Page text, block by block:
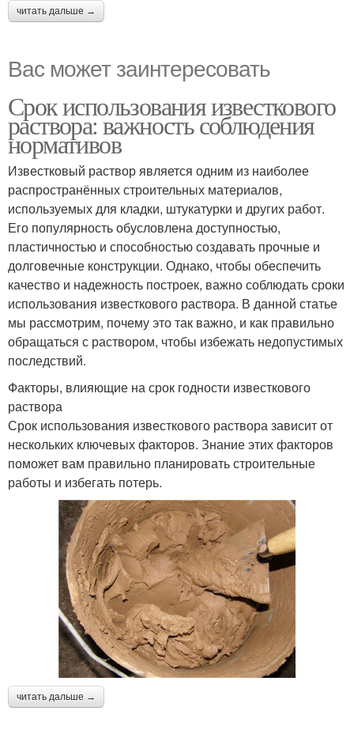
читать дальше →
Вас может заинтересовать
Срок использования известкового
раствора: важность соблюдения
нормативов
Известковый раствор является одним из наиболее
распространённых строительных материалов,
используемых для кладки, штукатурки и других работ.
Его популярность обусловлена доступностью,
пластичностью и способностью создавать прочные и
долговечные конструкции. Однако, чтобы обеспечить
качество и надежность построек, важно соблюдать сроки
использования известкового раствора. В данной статье
мы рассмотрим, почему это так важно, и как правильно
обращаться с раствором, чтобы избежать недопустимых
последствий.
Факторы, влияющие на срок годности известкового
раствора
Срок использования известкового раствора зависит от
нескольких ключевых факторов. Знание этих факторов
поможет вам правильно планировать строительные
работы и избегать потерь.
читать дальше →